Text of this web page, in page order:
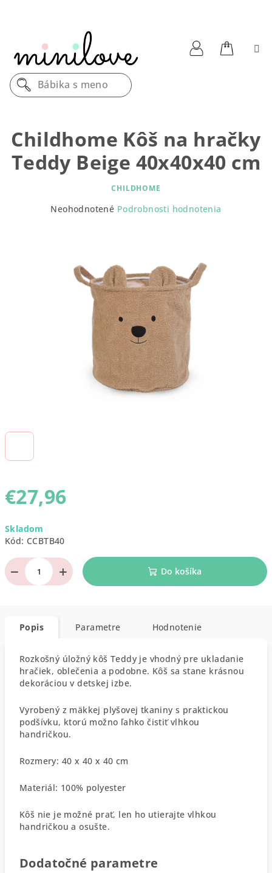
Bábika s menom
€27,96
cena:
Skladom
Kód: CCBTB40
+
− Do košíka
Childhome Kôš na hračky
Teddy Beige 40x40x40 cm
CHILDHOME
Neohodnotené Podrobnosti hodnotenia
Popis Parametre Hodnotenie
Rozkošný úložný kôš Teddy je vhodný pre ukladanie
hračiek, oblečenia a podobne. Kôš sa stane krásnou
dekoráciou v detskej izbe.
Vyrobený z mäkkej plyšovej tkaniny s praktickou
podšívku, ktorú možno ľahko čistiť vlhkou
handričkou.
Rozmery: 40 x 40 x 40 cm
Materiál: 100% polyester
Kôš nie je možné prať, len ho utierajte vlhkou
handričkou a osušte.
Dodatočné parametre